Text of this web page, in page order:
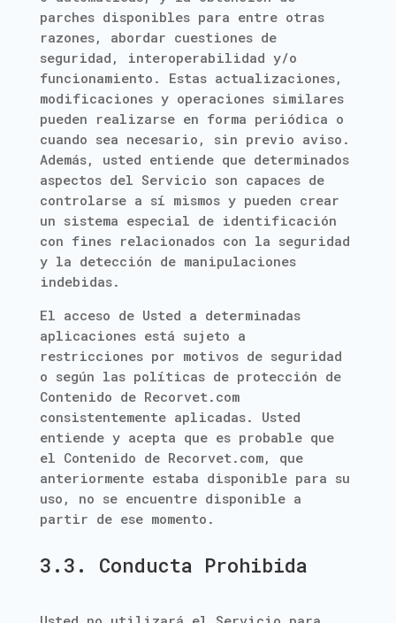
parches disponibles para entre otras
razones, abordar cuestiones de
seguridad, interoperabilidad y/o
funcionamiento. Estas actualizaciones,
modificaciones y operaciones similares
pueden realizarse en forma periódica o
cuando sea necesario, sin previo aviso.
Además, usted entiende que determinados
aspectos del Servicio son capaces de
controlarse a sí mismos y pueden crear
un sistema especial de identificación
con fines relacionados con la seguridad
y la detección de manipulaciones
indebidas.
El acceso de Usted a determinadas
aplicaciones está sujeto a
restricciones por motivos de seguridad
o según las políticas de protección de
Contenido de Recorvet.com
consistentemente aplicadas. Usted
entiende y acepta que es probable que
el Contenido de Recorvet.com, que
anteriormente estaba disponible para su
uso, no se encuentre disponible a
partir de ese momento.
3.3. Conducta Prohibida